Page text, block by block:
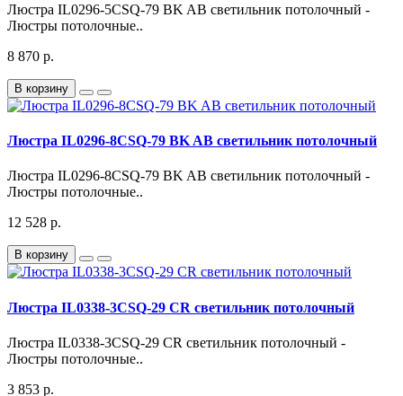
Люстра IL0296-5CSQ-79 BK AB светильник потолочный -
Люстры потолочные..
8 870 р.
В корзину
Люстра IL0296-8CSQ-79 BK AB светильник потолочный
Люстра IL0296-8CSQ-79 BK AB светильник потолочный -
Люстры потолочные..
12 528 р.
В корзину
Люстра IL0338-3CSQ-29 CR светильник потолочный
Люстра IL0338-3CSQ-29 CR светильник потолочный -
Люстры потолочные..
3 853 р.